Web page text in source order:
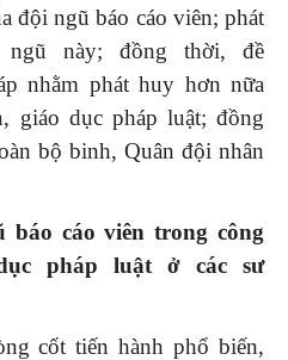
đội ngũ báo cáo viên; phát
này; đồng thời, đề
nhằm phát huy hơn nữa
giáo dục pháp luật; đồng
bộ binh, Quân đội nhân
báo cáo viên trong công
pháp luật ở các sư
cốt tiến hành phổ biến,